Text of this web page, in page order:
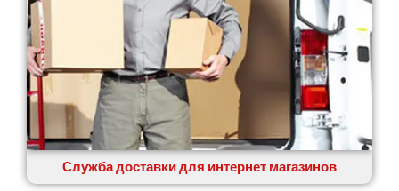
Служба доставки для интернет магазинов